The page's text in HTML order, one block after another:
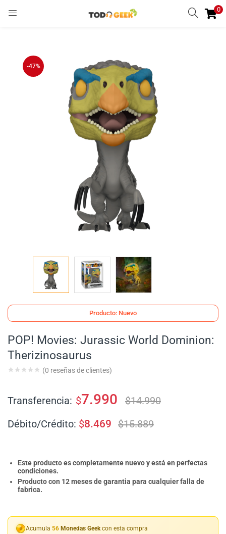
0
-47%
Producto: Nuevo
POP! Movies: Jurassic World Dominion:
Therizinosaurus
(0 reseñas de clientes)
Transferencia: $7.990 $14.990
Débito/Crédito: $8.469 $15.889
Este producto es completamente nuevo y está en perfectas
condiciones.
Producto con 12 meses de garantia para cualquier falla de
fabrica.
Acumula 56 Monedas Geek con esta compra
REGISTRARSE
Ingresar
Lost password?